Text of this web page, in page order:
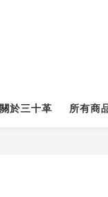
關於三十革 所有商